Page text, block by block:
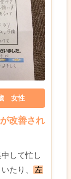
改善され
女性
して忙し
たり、
左